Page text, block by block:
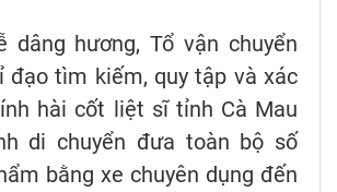
dâng hương, Tổ vận chuyển
đạo tìm kiếm, quy tập và xác
hài cốt liệt sĩ tỉnh Cà Mau
di chuyển đưa toàn bộ số
bằng xe chuyên dụng đến